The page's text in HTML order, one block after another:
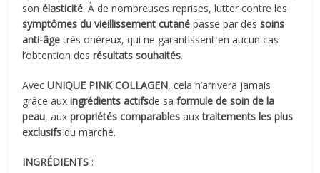
sonélasticité. À de nombreuses reprises, lutter contre les
symptômes du vieillissement cutané passe par dessoins
anti-âgetrès onéreux, qui ne garantissent en aucun cas
l’obtention desrésultats souhaités.
AvecUNIQUE PINK COLLAGEN, cela n’arrivera jamais
grâce auxingrédients actifsde saformule de soin de la
peau, auxpropriétés comparables auxtraitements les plus
exclusifs du marché.
INGRÉDIENTS :